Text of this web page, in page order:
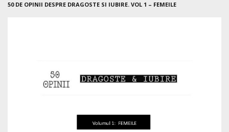
50 DE OPINII DESPRE DRAGOSTE SI IUBIRE. VOL 1 – FEMEILE